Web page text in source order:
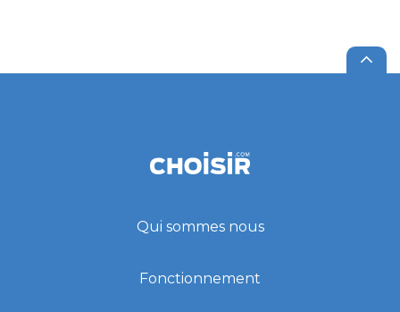
Qui sommes nous
Fonctionnement